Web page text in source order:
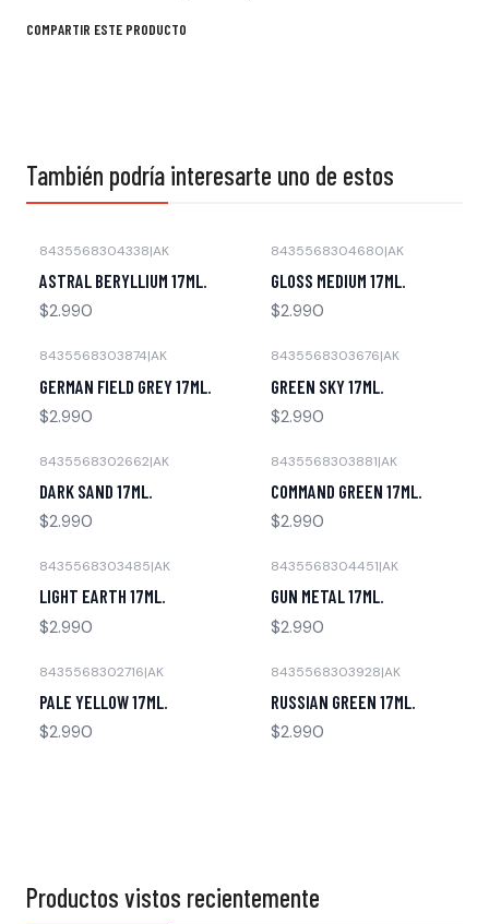
COMPARTIR ESTE PRODUCTO
También podría interesarte uno de estos
8435568304338|AK
ASTRAL BERYLLIUM 17ML.
$2.990
8435568304680|AK
GLOSS MEDIUM 17ML.
$2.990
8435568303874|AK
GERMAN FIELD GREY 17ML.
$2.990
8435568303676|AK
GREEN SKY 17ML.
$2.990
8435568302662|AK
DARK SAND 17ML.
$2.990
8435568303881|AK
COMMAND GREEN 17ML.
$2.990
8435568303485|AK
LIGHT EARTH 17ML.
$2.990
8435568304451|AK
GUN METAL 17ML.
$2.990
8435568302716|AK
PALE YELLOW 17ML.
$2.990
8435568303928|AK
RUSSIAN GREEN 17ML.
$2.990
Productos vistos recientemente